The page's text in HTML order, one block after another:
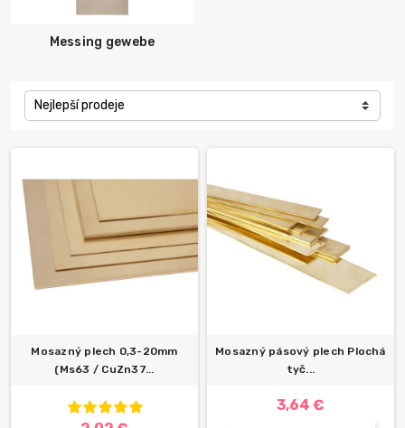
Messing gewebe
Nejlepší prodeje
Mosazný plech 0,3-20mm
(Ms63 / CuZn37...
Mosazný pásový plech Plochá
tyč...
3,64 €